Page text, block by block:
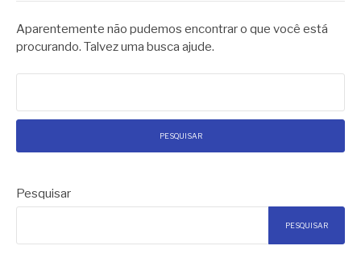
Aparentemente não pudemos encontrar o que você está
procurando. Talvez uma busca ajude.
Pesquisar
PESQUISAR